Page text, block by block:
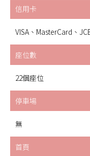
信用卡
VISA、MasterCard、
座位數
22個座位
停車場
無
首頁